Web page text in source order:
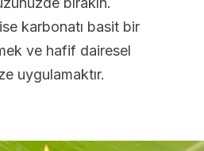
karbonatı basit bir
ve hafif dairesel
uygulamaktır.